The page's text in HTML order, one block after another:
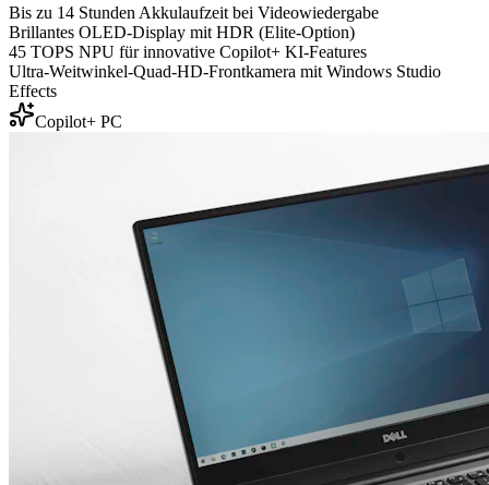
Bis zu 14 Stunden Akkulaufzeit bei Videowiedergabe
Brillantes OLED-Display mit HDR (Elite-Option)
45 TOPS NPU für innovative Copilot+ KI-Features
Ultra-Weitwinkel-Quad-HD-Frontkamera mit Windows Studio
Effects
Copilot+ PC